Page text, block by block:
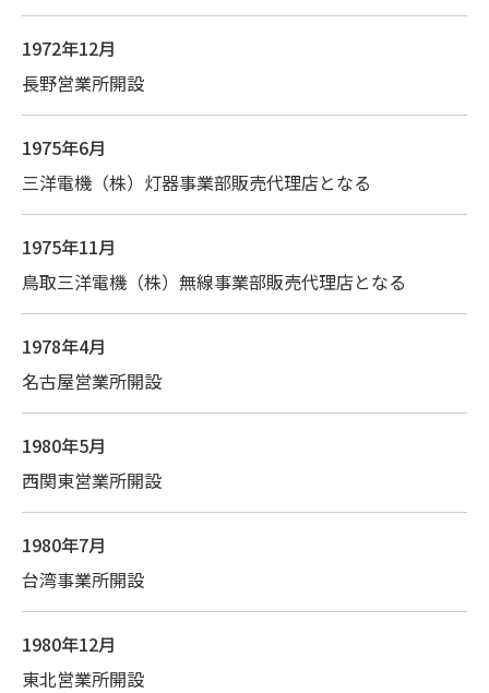
1972年12月
長野営業所開設
1975年6月
三洋電機（株）灯器事業部販売代理店となる
1975年11月
鳥取三洋電機（株）無線事業部販売代理店となる
1978年4月
名古屋営業所開設
1980年5月
西関東営業所開設
1980年7月
台湾事業所開設
1980年12月
東北営業所開設